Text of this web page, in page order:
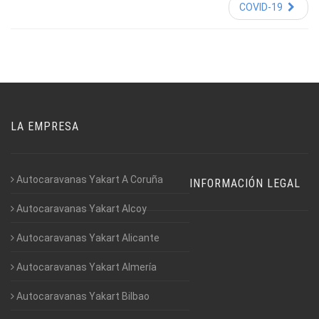
COVID-19
LA EMPRESA
Autocaravanas Yakart A Coruña
Autocaravanas Yakart Alcoy
Autocaravanas Yakart Alicante
Autocaravanas Yakart Almería
Autocaravanas Yakart Bilbao
INFORMACIÓN LEGAL